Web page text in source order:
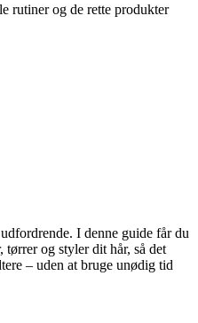
rutiner og de rette produkter
I denne guide får du
og styler dit hår, så det
– uden at bruge unødig tid